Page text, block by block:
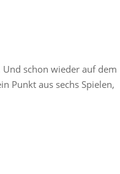
schon wieder auf dem
Punkt aus sechs Spielen,